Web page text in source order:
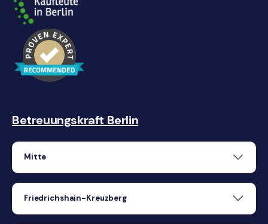
Betreuungskraft Berlin
Mitte
Friedrichshain-Kreuzberg